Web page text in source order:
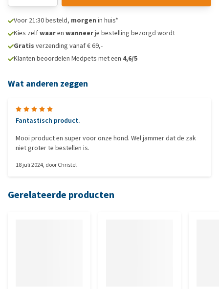
Voor 21:30 besteld, morgen in huis*
Kies zelfwaaren wanneerje bestelling bezorgd wordt
Gratis verzending vanaf € 69,-
Klanten beoordelen Medpets met een 4,6/5
Wat anderen zeggen
Fantastisch product.
Mooi product en super voor onze hond. Wel jammer dat de zak
niet groter te bestellen is.
18 juli 2024, doorChristel
Gerelateerde producten